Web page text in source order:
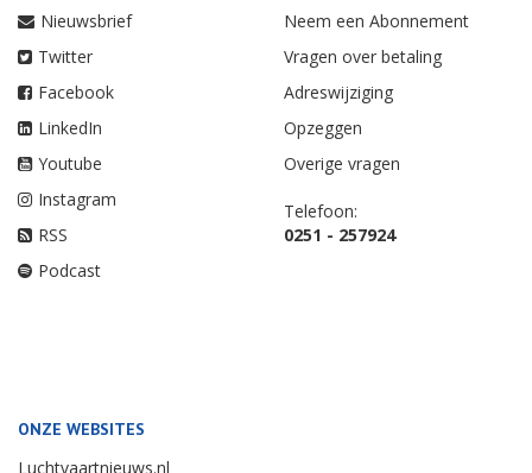
Nieuwsbrief
Twitter
Facebook
LinkedIn
Youtube
Instagram
RSS
Podcast
Neem een Abonnement
Vragen over betaling
Adreswijziging
Opzeggen
Overige vragen
Telefoon:
0251 - 257924
ONZE WEBSITES
Luchtvaartnieuws.nl